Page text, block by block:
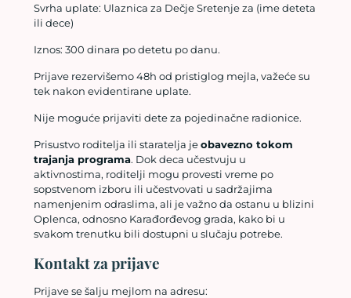
Svrha uplate: Ulaznica za Dečje Sretenje za (ime deteta
ili dece)
Iznos: 300 dinara po detetu po danu.
Prijave rezervišemo 48h od pristiglog mejla, važeće su
tek nakon evidentirane uplate.
Nije moguće prijaviti dete za pojedinačne radionice.
Prisustvo roditelja ili staratelja jeobavezno tokom
trajanja programa. Dok deca učestvuju u
aktivnostima, roditelji mogu provesti vreme po
sopstvenom izboru ili učestvovati u sadržajima
namenjenim odraslima, ali je važno da ostanu u blizini
Oplenca, odnosno Karađorđevog grada, kako bi u
svakom trenutku bili dostupni u slučaju potrebe.
Kontakt za prijave
Prijave se šalju mejlom na adresu: